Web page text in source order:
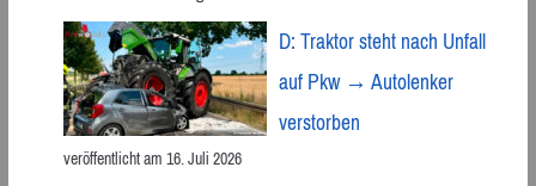
D: Traktor steht nach Unfall
auf Pkw → Autolenker
verstorben
veröffentlicht am 16. Juli 2026